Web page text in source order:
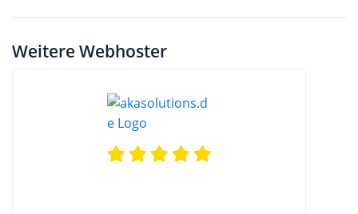
Weitere Webhoster